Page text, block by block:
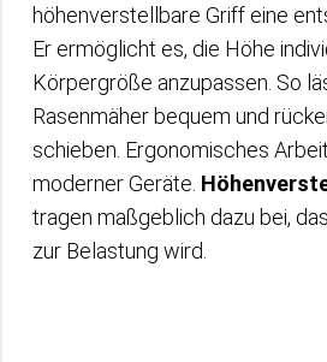
höhenverstellbare Griff eine
Er ermöglicht es, die Höhe
Körpergröße anzupassen. So
Rasenmäher bequem und
schieben. Ergonomisches
moderner Geräte.
tragen maßgeblich dazu bei,
zur Belastung wird.